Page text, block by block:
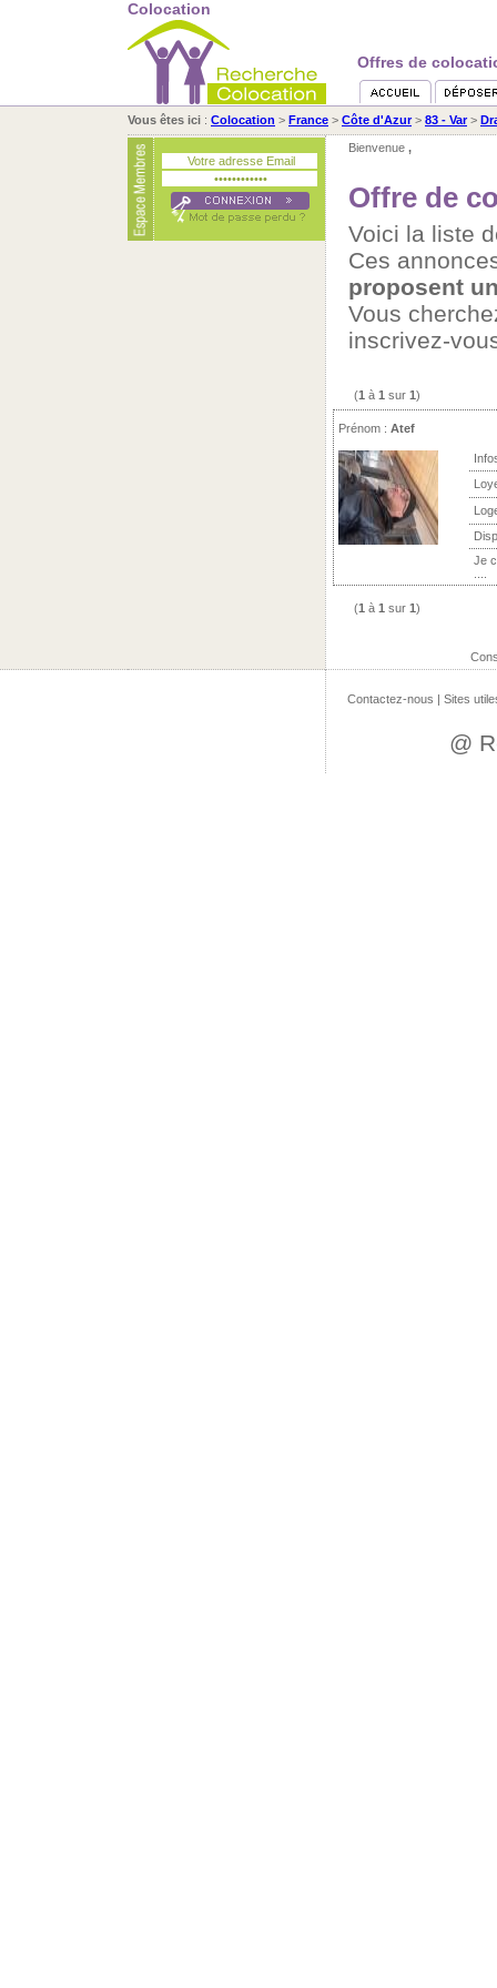
Colocation
Offres de
Vous êtes ici : Colocation > France > Côte d'Azur> 83 - Var>
Bienvenue ,
Offre de
Voici la liste
Ces
proposent
Vous
inscrivez-
(1 à 1 sur 1)
Prénom : Atef
Je
(1 à 1 sur 1)
Contactez-nous | Sites
@